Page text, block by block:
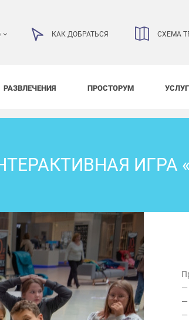
КАК ДОБРАТЬСЯ СХЕМА
РАЗВЛЕЧЕНИЯ ПРОСТОРУМ
ИГРА
—
—
—